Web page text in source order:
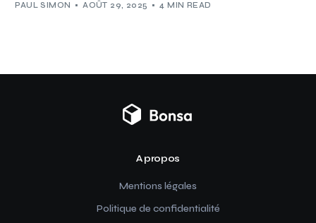
PAUL SIMON AOÛT 29, 2025 4 MIN READ
A propos
Mentions légales
Politique de confidentialité